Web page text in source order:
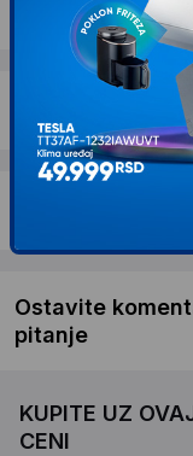
Dostava i povrat
Ostavite
pitanje
KUPITE UZ
CENI